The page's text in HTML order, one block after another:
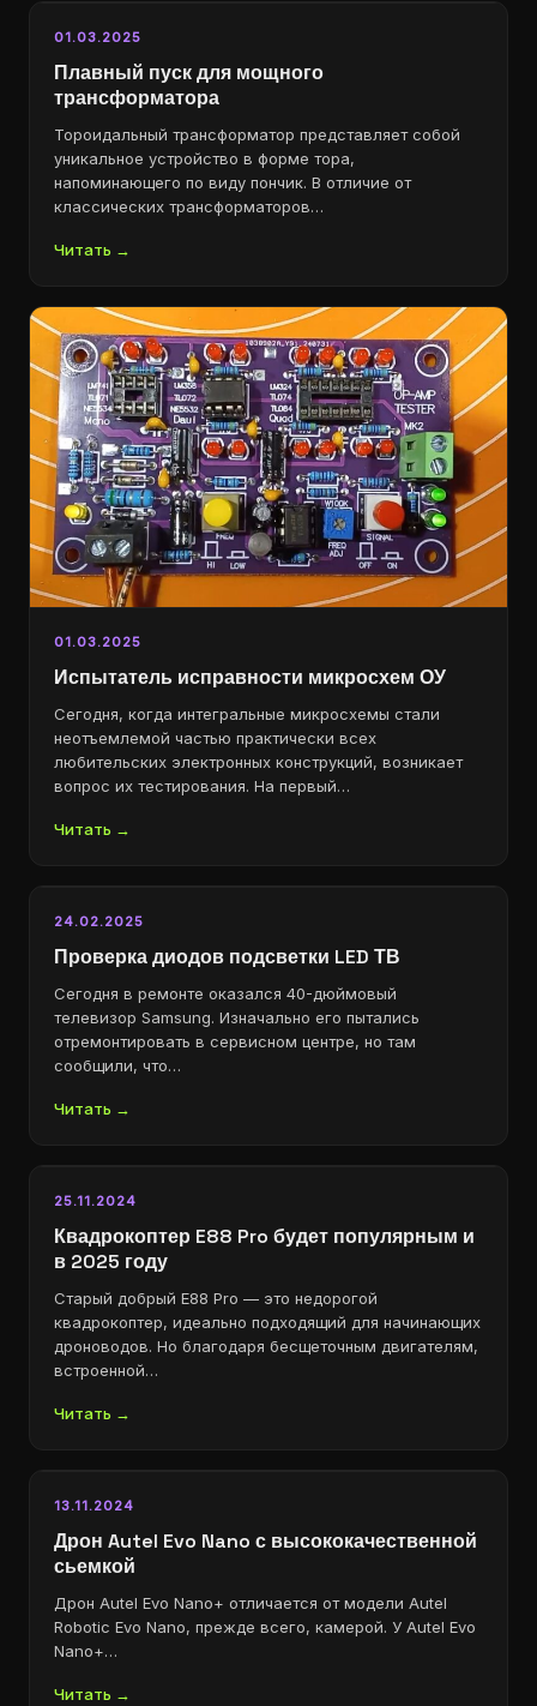
01.03.2025
Плавный пуск для мощного
трансформатора
Тороидальный трансформатор представляет собой
уникальное устройство в форме тора,
напоминающего по виду пончик. В отличие от
классических трансформаторов…
Читать →
01.03.2025
Испытатель исправности микросхем ОУ
Сегодня, когда интегральные микросхемы стали
неотъемлемой частью практически всех
любительских электронных конструкций, возникает
вопрос их тестирования. На первый…
Читать →
24.02.2025
Проверка диодов подсветки LED ТВ
Сегодня в ремонте оказался 40-дюймовый
телевизор Samsung. Изначально его пытались
отремонтировать в сервисном центре, но там
сообщили, что…
Читать →
25.11.2024
Квадрокоптер E88 Pro будет популярным и
в 2025 году
Старый добрый E88 Pro — это недорогой
квадрокоптер, идеально подходящий для начинающих
дроноводов. Но благодаря бесщеточным двигателям,
встроенной…
Читать →
13.11.2024
Дрон Autel Evo Nano с высококачественной
сьемкой
Дрон Autel Evo Nano+ отличается от модели Autel
Robotic Evo Nano, прежде всего, камерой. У Autel Evo
Nano+…
Читать →